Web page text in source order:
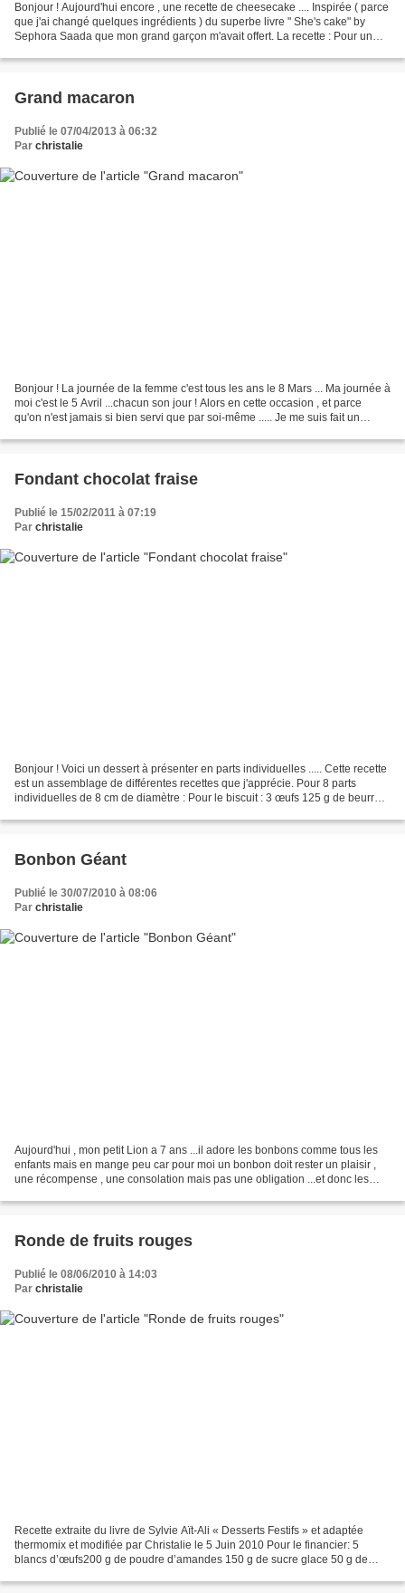
Bonjour ! Aujourd'hui encore , une recette de cheesecake .... Inspirée ( parce
que j'ai changé quelques ingrédients ) du superbe livre " She's cake" by
Sephora Saada que mon grand garçon m'avait offert. La recette : Pour un
Grand macaron
Publié le 07/04/2013 à 06:32
Par christalie
Bonjour ! La journée de la femme c'est tous les ans le 8 Mars ... Ma journée à
moi c'est le 5 Avril ...chacun son jour ! Alors en cette occasion , et parce
qu'on n'est jamais si bien servi que par soi-même ..... Je me suis fait un
Fondant chocolat fraise
Publié le 15/02/2011 à 07:19
Par christalie
Bonjour ! Voici un dessert à présenter en parts individuelles ..... Cette recette
est un assemblage de différentes recettes que j'apprécie. Pour 8 parts
individuelles de 8 cm de diamètre : Pour le biscuit : 3 œufs 125 g de beurre
Bonbon Géant
Publié le 30/07/2010 à 08:06
Par christalie
Aujourd'hui , mon petit Lion a 7 ans ...il adore les bonbons comme tous les
enfants mais en mange peu car pour moi un bonbon doit rester un plaisir ,
une récompense , une consolation mais pas une obligation ...et donc les
Ronde de fruits rouges
Publié le 08/06/2010 à 14:03
Par christalie
Recette extraite du livre de Sylvie Aït-Ali « Desserts Festifs » et adaptée
thermomix et modifiée par Christalie le 5 Juin 2010 Pour le financier: 5
blancs d’œufs200 g de poudre d’amandes 150 g de sucre glace 50 g de